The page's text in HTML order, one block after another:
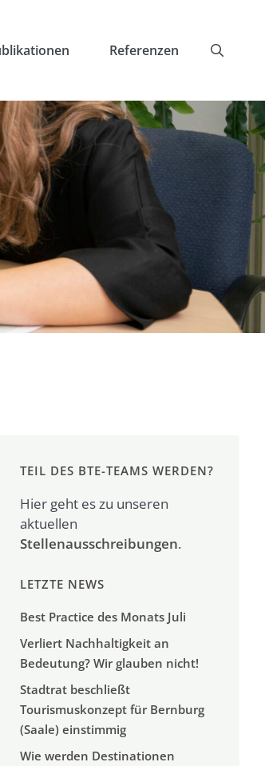
Referenzen
TEIL DES BTE-TEAMS WERDEN?
Hier geht es zu unseren
aktuellen
Stellenausschreibungen.
LETZTE NEWS
Best Practice des Monats Juli
Verliert Nachhaltigkeit an
Bedeutung? Wir glauben nicht!
Stadtrat beschließt
Tourismuskonzept für Bernburg
(Saale) einstimmig
Wie werden Destinationen